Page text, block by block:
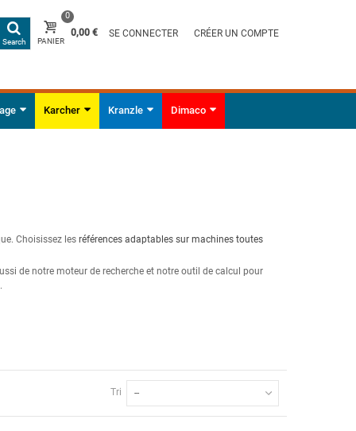
Search PANIER
0
0,00 € SE CONNECTER CRÉER UN COMPTE
Karcher Kranzle Dimaco
Choisissez les références adaptables sur machines toutes
de notre moteur de recherche et notre outil de calcul pour
Tri --